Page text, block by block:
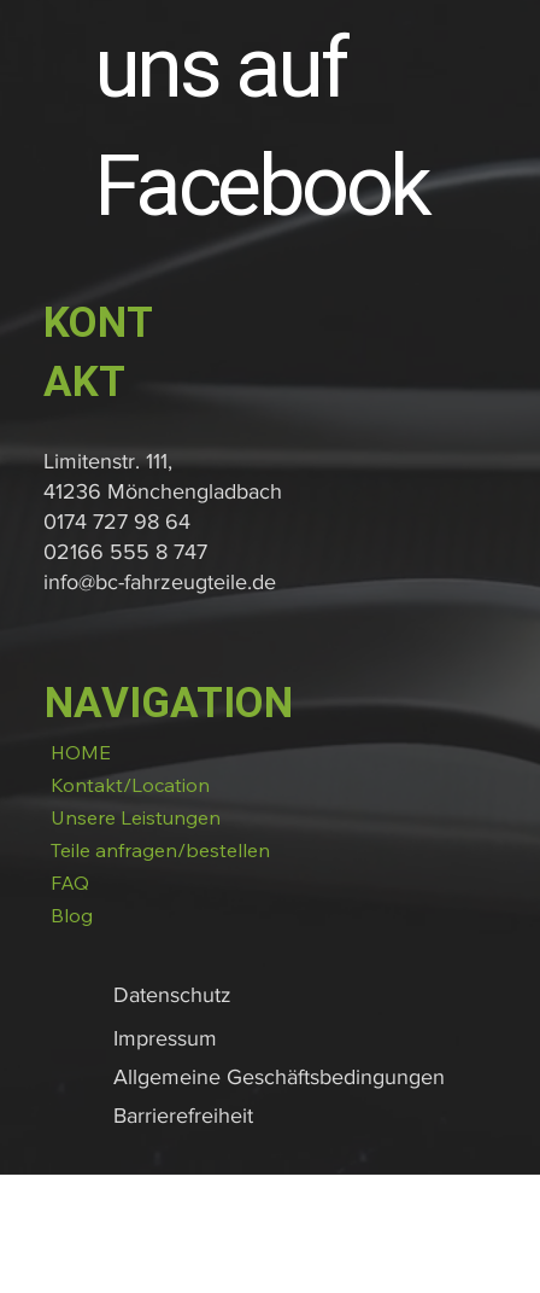
uns auf
Facebook
Datenschutz
Impressum
Allgemeine Geschäftsbedingungen
Barrierefreiheit
NAVIGATION
HOME
Kontakt/Location
Unsere Leistungen
Teile anfragen/bestellen
FAQ
Blog
KONT
AKT
Limitenstr. 111,
41236 Mönchengladbach
0174 727 98 64
02166 555 8 747
info@bc-fahrzeugteile.de